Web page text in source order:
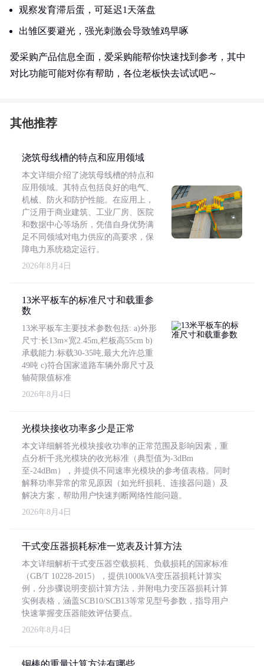
观察发育滞后蛋，可延迟1天落盘
出雏区要避光，强光刺激会导致雏鸡早啄
爱采购产品信息全面，爱采购能帮你快速找到参考，其中
对比功能可能对你有帮助，各位老板快去试试吧～
其他推荐
浇筑母线槽的特点和应用领域
本文详细介绍了浇筑母线槽的特点和
应用领域。其特点包括良好的电气、
机械、防火和防护性能。在应用上，
广泛用于商业建筑、工业厂房、医院
和数据中心等场所，凭借自身优势满
足不同领域对电力供应的高要求，保
障电力系统稳定运行。
2026年8月4日
13米平板车的标准尺寸和载重参
数
13米平板车主要技术参数包括: a)外形
尺寸:长13m×宽2.45m,栏板高55cm b)
承载能力:标载30-35吨,最大允许总重
49吨 c)符合国家道路车辆外廓尺寸及
轴荷限值标准
2026年8月4日
光模块接收功率多少是正常
本文详细解答光模块接收功率的正常范围及影响因素，重
点分析千兆光模块的收光标准（典型值为-3dBm
至-24dBm），并提供不同速率光模块的参考值表格。同时
解释功率异常的常见原因（如光纤损耗、连接器问题）及
解决方案，帮助用户快速判断网络性能问题。
2026年8月4日
干式变压器损耗标准一览表及计算方法
本文详细解析干式变压器空载损耗、负载损耗的国家标准
（GB/T 10228-2015），提供1000kVA变压器损耗计算实
例，分步骤说明变损计算方法，并附电力变压器损耗计算
实例表格，涵盖SCB10/SCB13等常见型号参数，指导用户
快速掌握变压器能效评估要点。
2026年8月4日
铜棒的重量计算方法有哪些